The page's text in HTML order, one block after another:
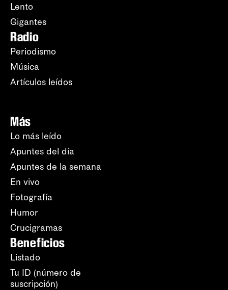
Lento
Gigantes
Radio
Periodismo
Música
Artículos leídos
Más
Lo más leído
Apuntes del día
Apuntes de la semana
En vivo
Fotografía
Humor
Crucigramas
Beneficios
Listado
Tu ID (número de
suscripción)